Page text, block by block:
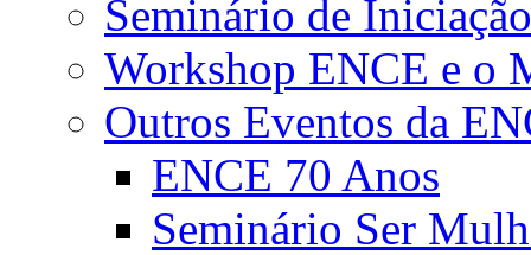
Seminário de
Workshop ENCE e o
Outros Eventos da
ENCE 70 Anos
Seminário Ser